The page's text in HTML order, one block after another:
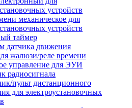
устройств
механическое для
устройств
таймер
датчика движения
жалюзи/реле времени
управление для ЭУИ
радиосигнала
пульт дистанционного
для электроустановочных